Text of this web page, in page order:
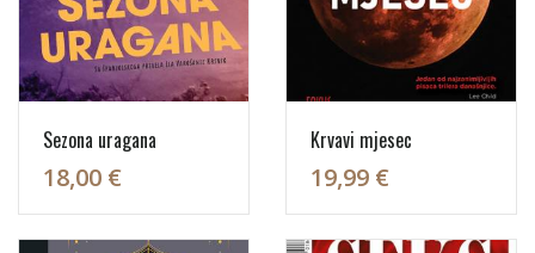
Sezona uragana
18,00 €
Krvavi mjesec
19,99 €